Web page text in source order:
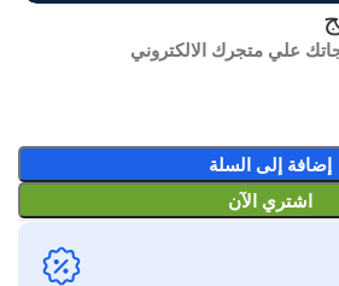
علي متجرك الالكتروني
إضافة إلى السلة
اشتري الآن